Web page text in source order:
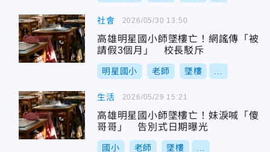
社會
高雄明星國小師墜樓亡！網謠傳「被
請假3個月」 校長駁斥
明星國小 老師 墜樓
2026/05/30 13:50
生活
高雄明星國小師墜樓亡！妹淚喊「傻
哥哥」 告別式日期曝光
國小 老師 墜樓
2026/05/29 15:21